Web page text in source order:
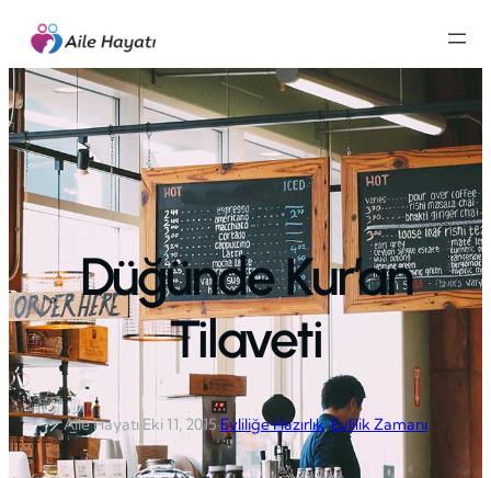
İçeriğe
geç
Düğünde Kur’an
Tilaveti
Aile Hayatı·Eki 11, 2015·Evliliğe Hazırlık, Evlilik Zamanı